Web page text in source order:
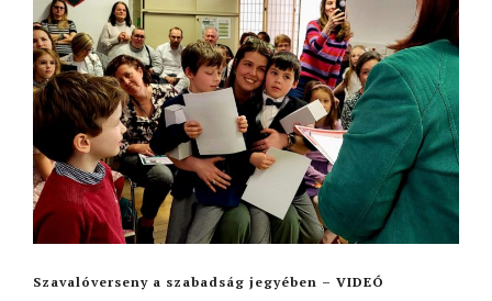
Szavalóverseny a szabadság jegyében – VIDEÓ